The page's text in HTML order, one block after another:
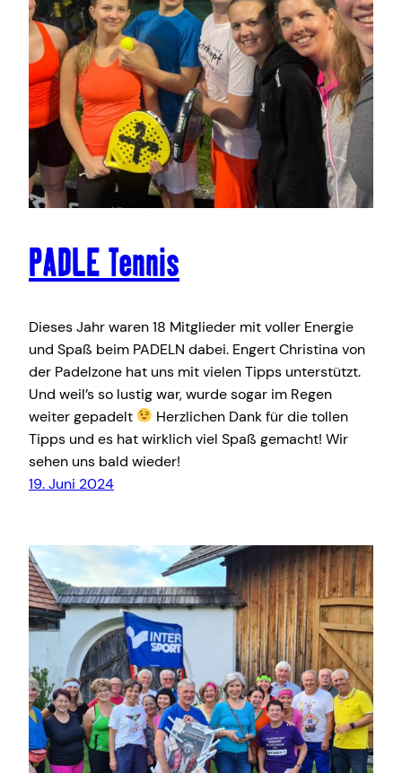
PADLE Tennis
Dieses Jahr waren 18 Mitglieder mit voller Energie
und Spaß beim PADELN dabei. Engert Christina von
der Padelzone hat uns mit vielen Tipps unterstützt.
Und weil’s so lustig war, wurde sogar im Regen
weiter gepadelt
Herzlichen Dank für die tollen
Tipps und es hat wirklich viel Spaß gemacht! Wir
sehen uns bald wieder!
19. Juni 2024